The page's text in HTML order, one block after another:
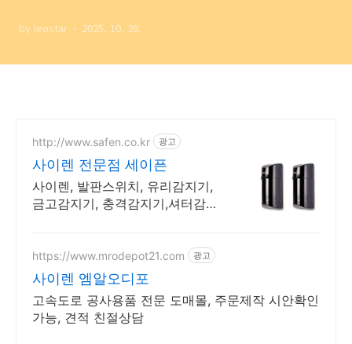
by leostar 2025. 10. 28.
http://www.safen.co.kr 광고
사이렌 전문점 세이픈
사이렌, 발판스위치, 유리감지기,
금고감지기, 충격감지기,셔터감지
https://www.mrodepot21.com 광고
사이렌 엠알오디포
고속도로 공사용품 전문 도매몰, 주문제작 시안확인
가능, 견적 친절상담